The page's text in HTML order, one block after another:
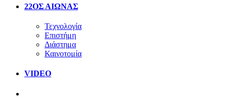
22ΟΣ ΑΙΩΝΑΣ
Τεχνολογία
Επιστήμη
Διάστημα
Καινοτομία
VIDEO